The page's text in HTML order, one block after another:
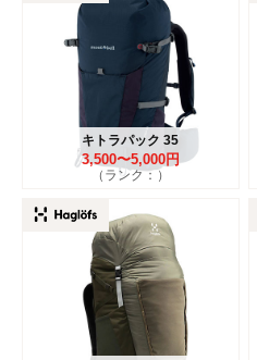
キトラパック 35
3,500〜5,000円
（ランク：）